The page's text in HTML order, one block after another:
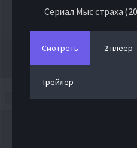
Сериал Мыс страха
Смотреть 2 плеер
Трейлер